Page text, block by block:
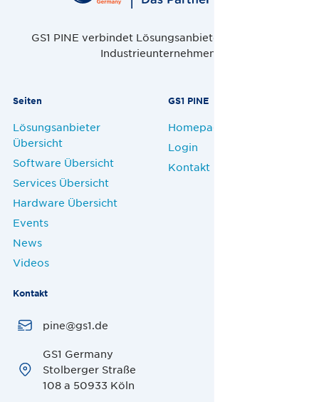
GS1 PINE verbindet Lösungsanbieter, Handel und
Industrieunternehmen.
Seiten
Lösungsanbieter
Übersicht
Software Übersicht
Services Übersicht
Hardware Übersicht
Events
News
Videos
GS1 PINE
Homepage
Login
Kontakt
Kontakt
pine@gs1.de
GS1 Germany
Stolberger Straße
108 a 50933 Köln